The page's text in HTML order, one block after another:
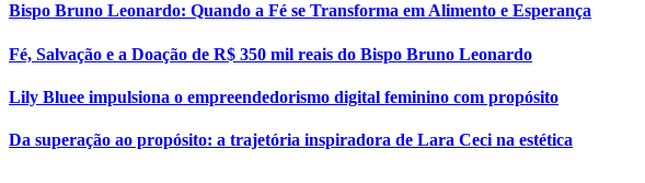
Bispo Bruno Leonardo: Quando a Fé se Transforma em Alimento e Esperança
Fé, Salvação e a Doação de R$ 350 mil reais do Bispo Bruno Leonardo
Lily Bluee impulsiona o empreendedorismo digital feminino com propósito
Da superação ao propósito: a trajetória inspiradora de Lara Ceci na estética